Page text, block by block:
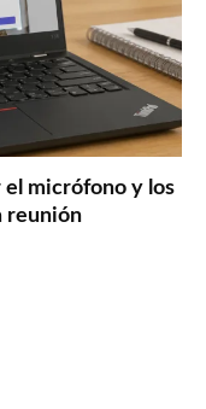
micrófono y los
reunión